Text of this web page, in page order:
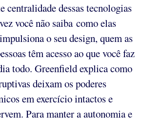
centralidade dessas tecnologias
você não saiba como elas
o seu design, quem as
têm acesso ao que você faz
todo. Greenfield explica como
deixam os poderes
em exercício intactos e
Para manter a autonomia e